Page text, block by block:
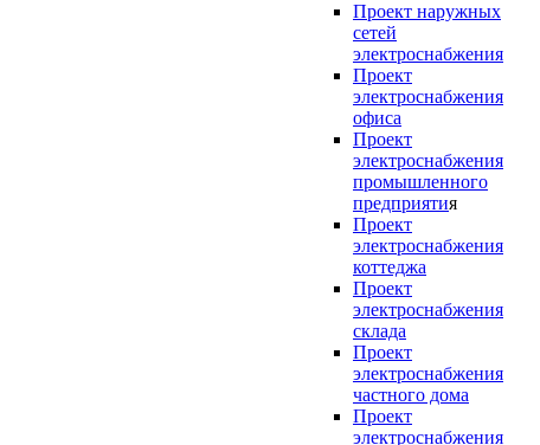
Проект наружных
сетей
электроснабжения
Проект
электроснабжения
офиса
Проект
электроснабжения
промышленного
предприятия
Проект
электроснабжения
коттеджа
Проект
электроснабжения
склада
Проект
электроснабжения
частного дома
Проект
электроснабжения